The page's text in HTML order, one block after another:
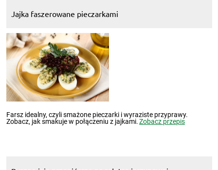
Jajka faszerowane pieczarkami
Farsz idealny, czyli smażone pieczarki i wyraziste przyprawy.
Zobacz, jak smakuje w połączeniu z jajkami.Zobacz przepis